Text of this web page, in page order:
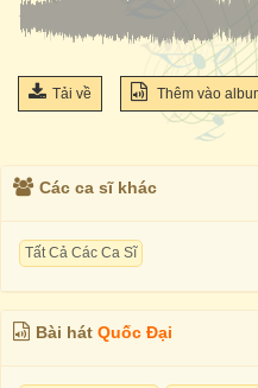
Tải về Thêm vào
Các ca sĩ khác
Tất Cả Các Ca Sĩ
Bài hát Quốc Đại